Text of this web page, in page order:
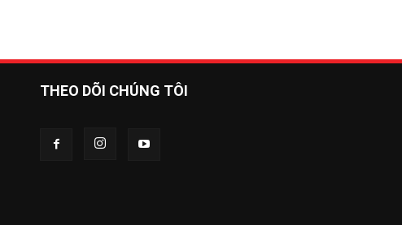
THEO DÕI CHÚNG TÔI